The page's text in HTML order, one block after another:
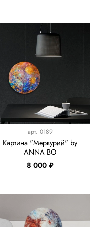
арт. 0189
Картина "Меркурий" by
ANNA BO
8 000 ₽